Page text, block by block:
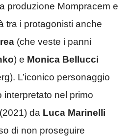
produzione Mompracem e
tra i protagonisti anche
(che veste i panni
) e Monica Bellucci
L’iconico personaggio
interpretato nel primo
(2021) da Luca Marinelli
di non proseguire